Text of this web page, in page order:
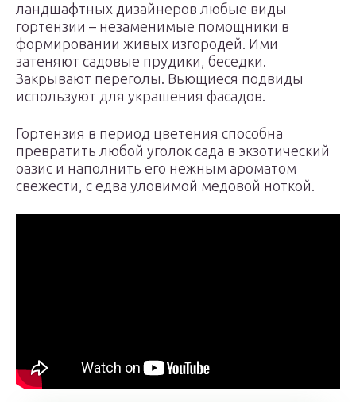
ландшафтных дизайнеров любые виды
гортензии – незаменимые помощники в
формировании живых изгородей. Ими
затеняют садовые прудики, беседки.
Закрывают переголы. Вьющиеся подвиды
используют для украшения фасадов.
Гортензия в период цветения способна
превратить любой уголок сада в экзотический
оазис и наполнить его нежным ароматом
свежести, с едва уловимой медовой ноткой.